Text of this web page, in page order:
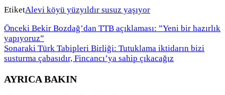
EtiketAlevi köyü yüzyıldır susuz yaşıyor
Önceki Bekir Bozdağ’dan TTB açıklaması: ”Yeni bir hazırlık
yapıyoruz”
Sonaraki Türk Tabipleri Birliği: Tutuklama iktidarın bizi
susturma çabasıdır, Fincancı’ya sahip çıkacağız
AYRICA BAKIN